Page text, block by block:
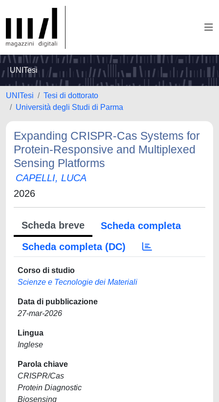
UNITesi
UNITesi
Tesi di dottorato
Università degli Studi di Parma
Expanding CRISPR-Cas Systems for
Protein-Responsive and Multiplexed
Sensing Platforms
CAPELLI, LUCA
2026
Scheda breve
Scheda completa
Scheda completa (DC)
Corso di studio
Scienze e Tecnologie dei Materiali
Data di pubblicazione
27-mar-2026
Lingua
Inglese
Parola chiave
CRISPR/Cas
Protein Diagnostic
Biosensing